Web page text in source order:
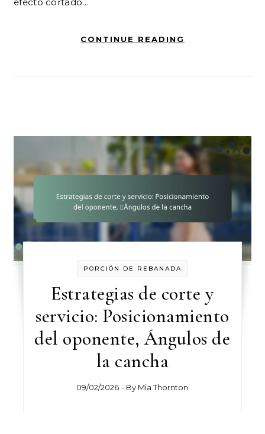
CONTINUE READING
PORCIÓN DE REBANADA
Estrategias de corte y
servicio: Posicionamiento
del oponente, Ángulos de
la cancha
09/02/2026 - By Mia Thornton